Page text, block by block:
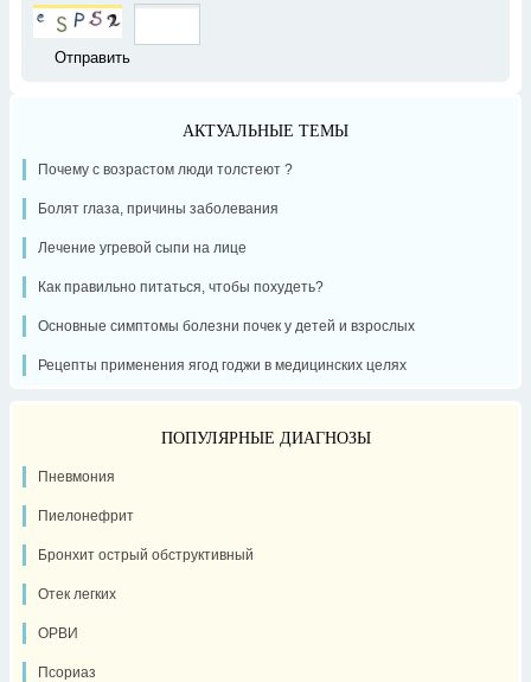
АКТУАЛЬНЫЕ ТЕМЫ
Почему с возрастом люди толстеют ?
Болят глаза, причины заболевания
Лечение угревой сыпи на лице
Как правильно питаться, чтобы похудеть?
Основные симптомы болезни почек у детей и взрослых
Рецепты применения ягод годжи в медицинских целях
ПОПУЛЯРНЫЕ ДИАГНОЗЫ
Пневмония
Пиелонефрит
Бронхит острый обструктивный
Отек легких
ОРВИ
Псориаз